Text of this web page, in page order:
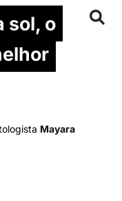
sol, o
Mayara